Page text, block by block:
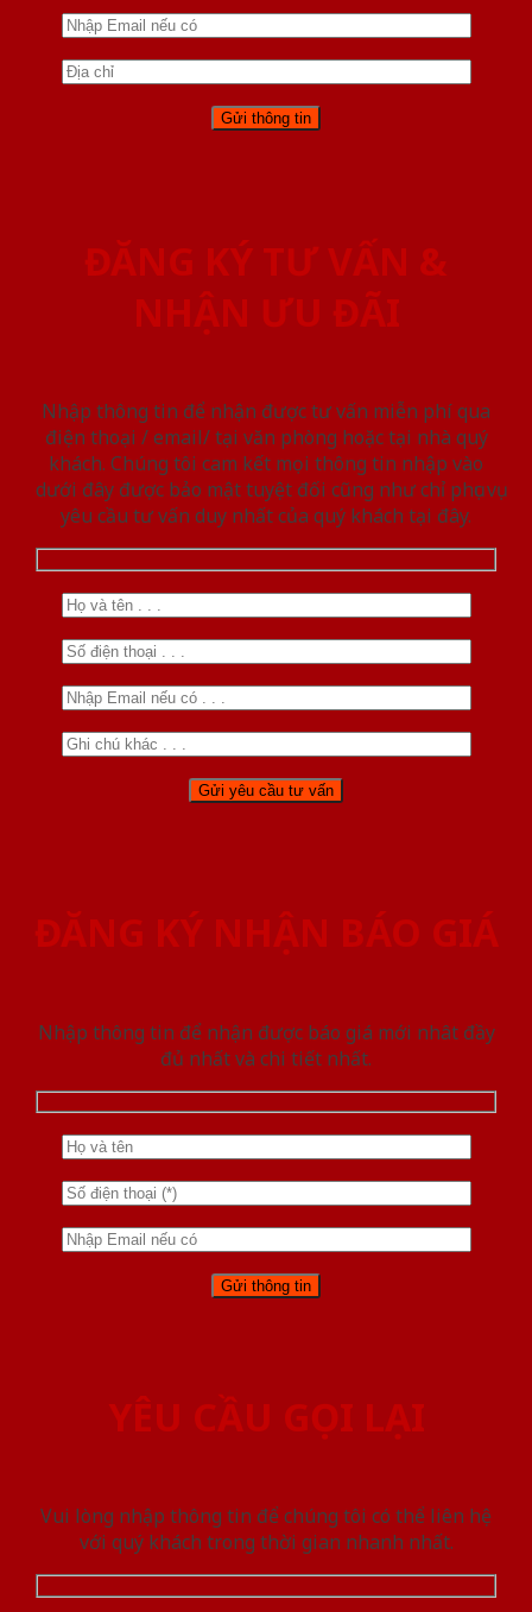
ĐĂNG KÝ TƯ VẤN &
NHẬN ƯU ĐÃI
Nhập thông tin để nhận được tư vấn miễn phí qua
điện thoại / email/ tại văn phòng hoặc tại nhà quý
khách. Chúng tôi cam kết mọi thông tin nhập vào
dưới đây được bảo mật tuyệt đối cũng như chỉ phục vụ
yêu cầu tư vấn duy nhất của quý khách tại đây.
ĐĂNG KÝ NHẬN BÁO GIÁ
Nhập thông tin để nhận được báo giá mới nhât đầy
đủ nhất và chi tiết nhất.
YÊU CẦU GỌI LẠI
Vui lòng nhập thông tin để chúng tôi có thể liên hệ
với quý khách trong thời gian nhanh nhất.